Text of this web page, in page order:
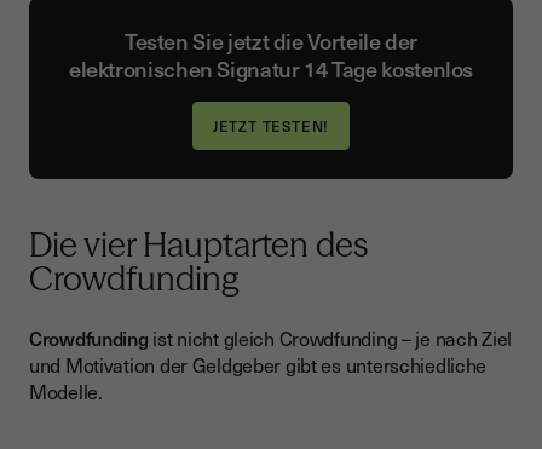
Testen Sie jetzt die Vorteile der
elektronischen Signatur 14 Tage kostenlos
Die vier Hauptarten des
Crowdfunding
Crowdfunding ist nicht gleich Crowdfunding – je nach Ziel
und Motivation der Geldgeber gibt es unterschiedliche
Modelle.